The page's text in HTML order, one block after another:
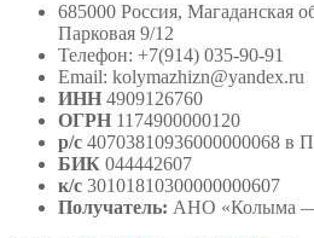
685000 Россия, Магаданская
Парковая 9/12
Телефон: +7(914) 035-90-91
Email: kolymazhizn@yandex.ru
ИНН 4909126760
ОГРН 1174900000120
р/с 40703810936000000068 в
БИК 044442607
к/с 30101810300000000607
Получатель: АНО «Колыма